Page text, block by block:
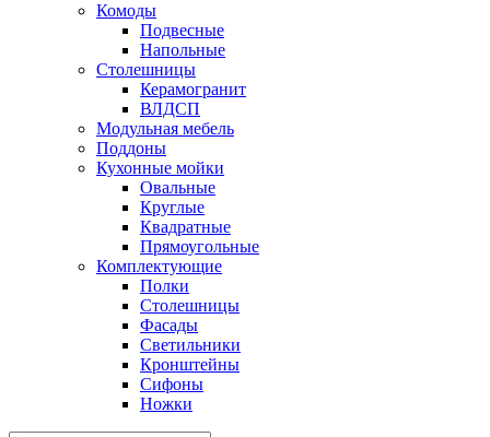
Комоды
Подвесные
Напольные
Столешницы
Керамогранит
ВЛДСП
Модульная мебель
Поддоны
Кухонные мойки
Овальные
Круглые
Квадратные
Прямоугольные
Комплектующие
Полки
Столешницы
Фасады
Светильники
Кронштейны
Сифоны
Ножки